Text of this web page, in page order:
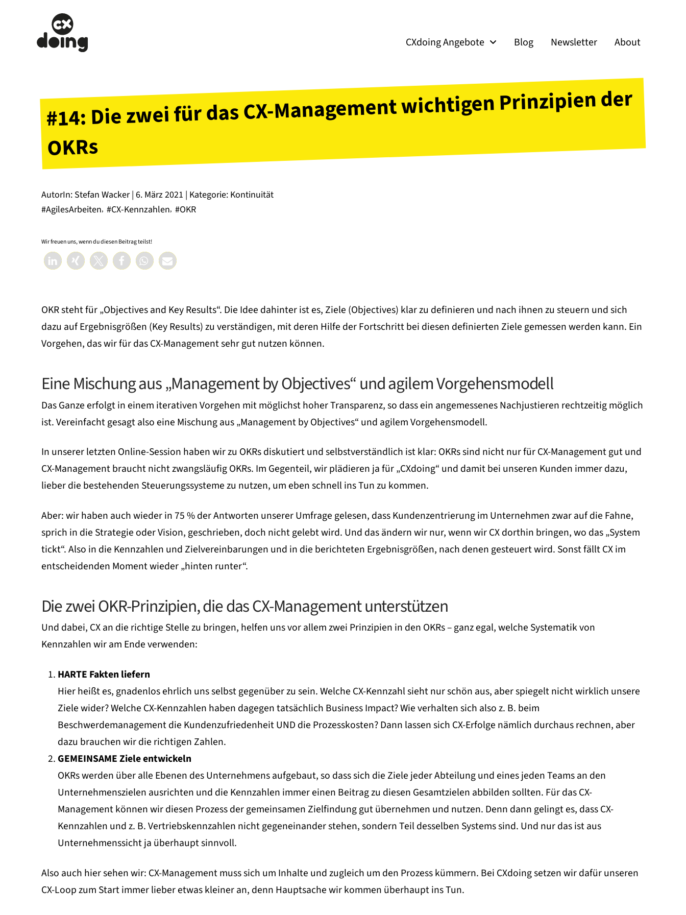
CXdoing Angebote Blog Newsletter About
#14: Die zwei für das CX-Management wichtigen Prinzipien der
OKRs
AutorIn: Stefan Wacker | 6. März 2021 | Kategorie: Kontinuität
#AgilesArbeiten, #CX-Kennzahlen, #OKR
Wir freuen uns, wenn du diesen Beitrag teilst!
OKR steht für „Objectives and Key Results“. Die Idee dahinter ist es, Ziele (Objectives) klar zu definieren und nach ihnen zu steuern und sich
dazu auf Ergebnisgrößen (Key Results) zu verständigen, mit deren Hilfe der Fortschritt bei diesen definierten Ziele gemessen werden kann. Ein
Vorgehen, das wir für das CX-Management sehr gut nutzen können.
Eine Mischung aus „Management by Objectives“ und agilem Vorgehensmodell
Das Ganze erfolgt in einem iterativen Vorgehen mit möglichst hoher Transparenz, so dass ein angemessenes Nachjustieren rechtzeitig möglich
ist. Vereinfacht gesagt also eine Mischung aus „Management by Objectives“ und agilem Vorgehensmodell.
In unserer letzten Online-Session haben wir zu OKRs diskutiert und selbstverständlich ist klar: OKRs sind nicht nur für CX-Management gut und
CX-Management braucht nicht zwangsläufig OKRs. Im Gegenteil, wir plädieren ja für „CXdoing“ und damit bei unseren Kunden immer dazu,
lieber die bestehenden Steuerungssysteme zu nutzen, um eben schnell ins Tun zu kommen.
Aber: wir haben auch wieder in 75 % der Antworten unserer Umfrage gelesen, dass Kundenzentrierung im Unternehmen zwar auf die Fahne,
sprich in die Strategie oder Vision, geschrieben, doch nicht gelebt wird. Und das ändern wir nur, wenn wir CX dorthin bringen, wo das „System
tickt“. Also in die Kennzahlen und Zielvereinbarungen und in die berichteten Ergebnisgrößen, nach denen gesteuert wird. Sonst fällt CX im
entscheidenden Moment wieder „hinten runter“.
Die zwei OKR-Prinzipien, die das CX-Management unterstützen
Und dabei, CX an die richtige Stelle zu bringen, helfen uns vor allem zwei Prinzipien in den OKRs – ganz egal, welche Systematik von
Kennzahlen wir am Ende verwenden:
HARTE Fakten liefern
Hier heißt es, gnadenlos ehrlich uns selbst gegenüber zu sein. Welche CX-Kennzahl sieht nur schön aus, aber spiegelt nicht wirklich unsere
Ziele wider? Welche CX-Kennzahlen haben dagegen tatsächlich Business Impact? Wie verhalten sich also z. B. beim
Beschwerdemanagement die Kundenzufriedenheit UND die Prozesskosten? Dann lassen sich CX-Erfolge nämlich durchaus rechnen, aber
dazu brauchen wir die richtigen Zahlen.
GEMEINSAME Ziele entwickeln
OKRs werden über alle Ebenen des Unternehmens aufgebaut, so dass sich die Ziele jeder Abteilung und eines jeden Teams an den
Unternehmenszielen ausrichten und die Kennzahlen immer einen Beitrag zu diesen Gesamtzielen abbilden sollten. Für das CX-
Management können wir diesen Prozess der gemeinsamen Zielfindung gut übernehmen und nutzen. Denn dann gelingt es, dass CX-
Kennzahlen und z. B. Vertriebskennzahlen nicht gegeneinander stehen, sondern Teil desselben Systems sind. Und nur das ist aus
Unternehmenssicht ja überhaupt sinnvoll.
Also auch hier sehen wir: CX-Management muss sich um Inhalte und zugleich um den Prozess kümmern. Bei CXdoing setzen wir dafür unseren
CX-Loop zum Start immer lieber etwas kleiner an, denn Hauptsache wir kommen überhaupt ins Tun.